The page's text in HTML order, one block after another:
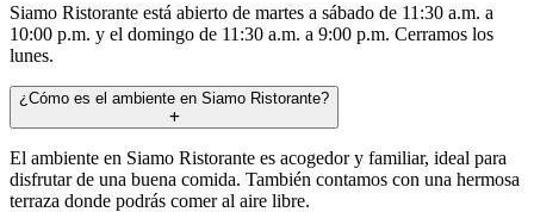
Siamo Ristorante está abierto de martes a sábado de 11:30 a.m. a
10:00 p.m. y el domingo de 11:30 a.m. a 9:00 p.m. Cerramos los
lunes.
¿Cómo es el ambiente en Siamo Ristorante?
El ambiente en Siamo Ristorante es acogedor y familiar, ideal para
disfrutar de una buena comida. También contamos con una hermosa
terraza donde podrás comer al aire libre.